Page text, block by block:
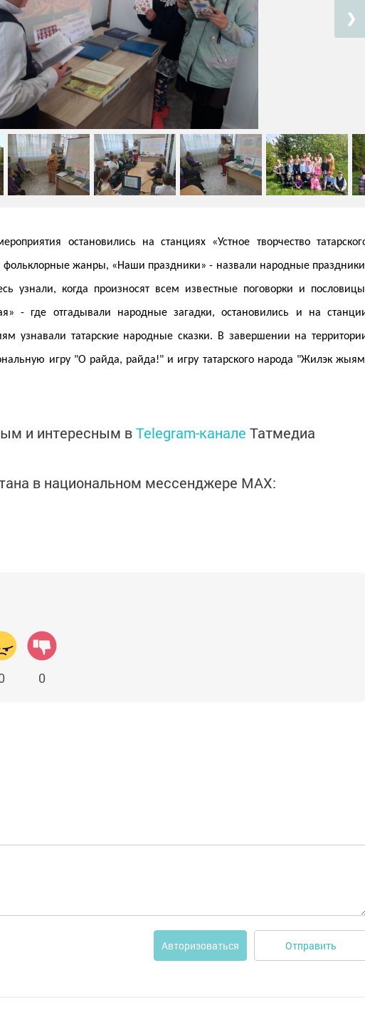
❯
остановились на станциях «Устное творчество
жанры, «Наши праздники» - назвали народные
узнали, когда произносят всем известные поговорки и
- где отгадывали народные загадки, остановились и на
узнавали татарские народные сказки. В завершении на
игру "О райда, райда!" и игру татарского народа "Жилэк
и интересным вTelegram-канале Татмедиа
в национальном мессенджере MАХ:
0
Авторизоваться Отправить